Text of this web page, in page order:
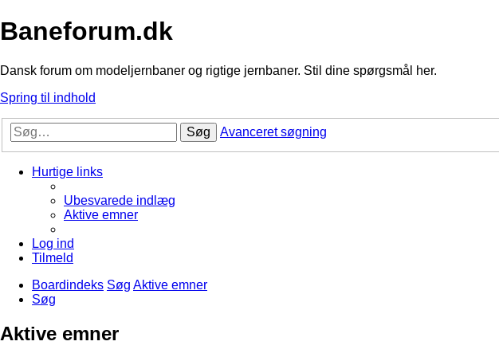
Baneforum.dk
Dansk forum om modeljernbaner og rigtige jernbaner. Stil dine spørgsmål her.
Spring til indhold
Søg Avanceret søgning
Hurtige links
Ubesvarede indlæg
Aktive emner
Log ind
Tilmeld
Boardindeks Søg Aktive emner
Søg
Aktive emner